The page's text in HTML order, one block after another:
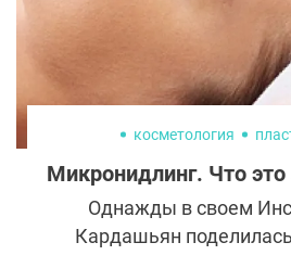
косметология
Микронидлинг. Что
Однажды в своем
Кардашьян